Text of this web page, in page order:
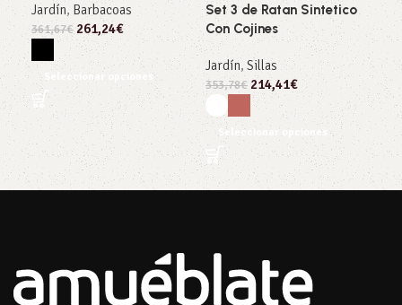
Jardín, Barbacoas
361,67€ 261,24€
Seleccionar opciones
Set 3 de Ratan Sintetico
Con Cojines
Jardín, Sillas
353,78€ 214,41€
Seleccionar opciones
2